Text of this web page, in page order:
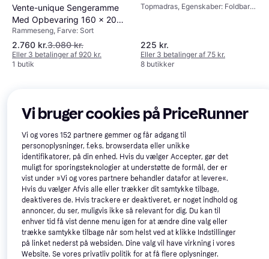
Vente-unique Sengeramme
Med Opbevaring 160 x 200
Cm Mat Sort Rammeseng
Rammeseng, Farve: Sort
2.760 kr.3.080 kr.
Eller 3 betalinger af 920 kr.
1 butik
Topmadras, Egenskaber: Foldbar
225 kr.
Eller 3 betalinger af 75 kr.
8 butikker
Nordic Feather Box
Boxmadras 140x200cm
Boxmadras, Farve: Sort, Fyldning:
Skum, Materiale: Polyester, Træ,
Madrastykkelse: 23cm, Hårdhed:
Medium, Blød
vidaXL Sengeramme Med
Madras Andet Mørkegrå 120
x 200 cm Fløjl Rammeseng
Rammeseng, Egenskaber:
Indbygget opbevaring, Farve: Grå
2.096 kr.
Vi bruger cookies på PriceRunner
Vi og vores 152 partnere gemmer og får adgang til
personoplysninger, f.eks. browserdata eller unikke
identifikatorer, på din enhed. Hvis du vælger Accepter, gør det
muligt for sporingsteknologier at understøtte de formål, der er
vist under »Vi og vores partnere behandler datafor at levere«.
Hvis du vælger Afvis alle eller trækker dit samtykke tilbage,
deaktiveres de. Hvis trackere er deaktiveret, er noget indhold og
annoncer, du ser, muligvis ikke så relevant for dig. Du kan til
enhver tid få vist denne menu igen for at ændre dine valg eller
trække samtykke tilbage når som helst ved at klikke Indstillinger
på linket nederst på websiden. Dine valg vil have virkning i vores
Website. Se vores privatliv politik for at få flere oplysninger.